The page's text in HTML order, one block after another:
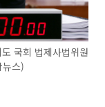
국회 법제사법위원
스)